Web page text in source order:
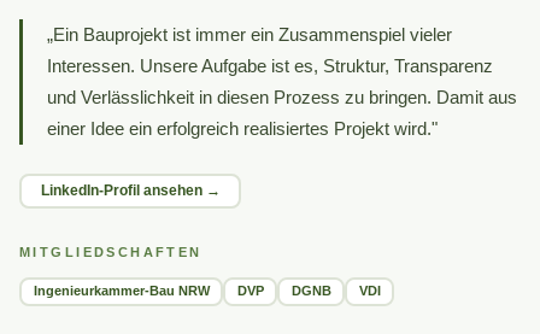
„Ein Bauprojekt ist immer ein Zusammenspiel vieler
Interessen. Unsere Aufgabe ist es, Struktur, Transparenz
und Verlässlichkeit in diesen Prozess zu bringen. Damit aus
einer Idee ein erfolgreich realisiertes Projekt wird."
LinkedIn-Profil ansehen →
MITGLIEDSCHAFTEN
Ingenieurkammer-Bau NRW DVP DGNB VDI